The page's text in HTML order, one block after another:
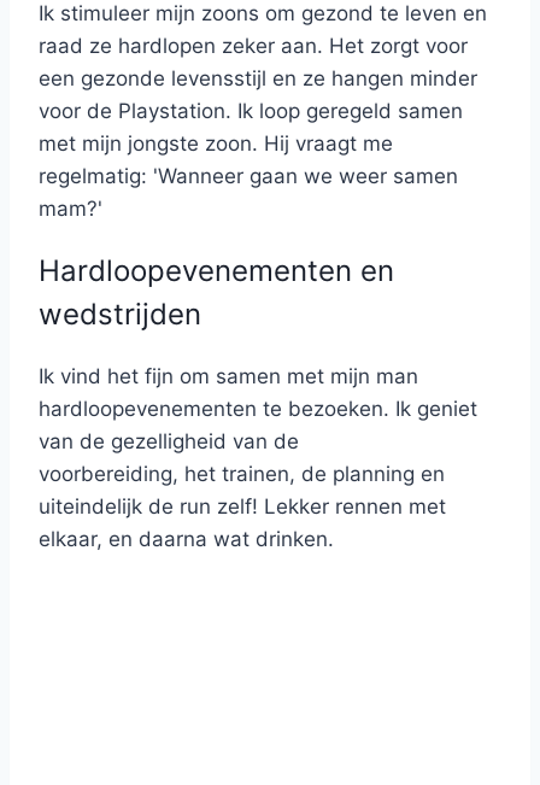
Ik stimuleer mijn zoons om gezond te leven en
raad ze hardlopen zeker aan. Het zorgt voor
een gezonde levensstijl en ze hangen minder
voor de Playstation. Ik loop geregeld samen
met mijn jongste zoon. Hij vraagt me
regelmatig: 'Wanneer gaan we weer samen
mam?'
Hardloopevenementen en
wedstrijden
Ik vind het fijn om samen met mijn man
hardloopevenementen te bezoeken. Ik geniet
van de gezelligheid van de
voorbereiding, het trainen, de planning en
uiteindelijk de run zelf! Lekker rennen met
elkaar, en daarna wat drinken.